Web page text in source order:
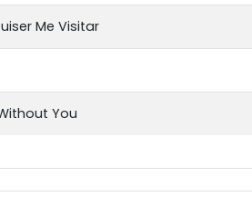
Me Visitar
You